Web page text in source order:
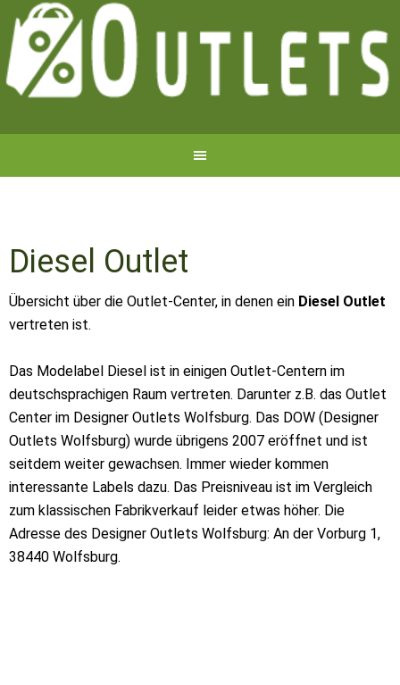
Diesel Outlet
Übersicht über die Outlet-Center, in denen ein Diesel Outlet
vertreten ist.
Das Modelabel Diesel ist in einigen Outlet-Centern im
deutschsprachigen Raum vertreten. Darunter z.B. das Outlet
Center im Designer Outlets Wolfsburg. Das DOW (Designer
Outlets Wolfsburg) wurde übrigens 2007 eröffnet und ist
seitdem weiter gewachsen. Immer wieder kommen
interessante Labels dazu. Das Preisniveau ist im Vergleich
zum klassischen Fabrikverkauf leider etwas höher. Die
Adresse des Designer Outlets Wolfsburg: An der Vorburg 1,
38440 Wolfsburg.